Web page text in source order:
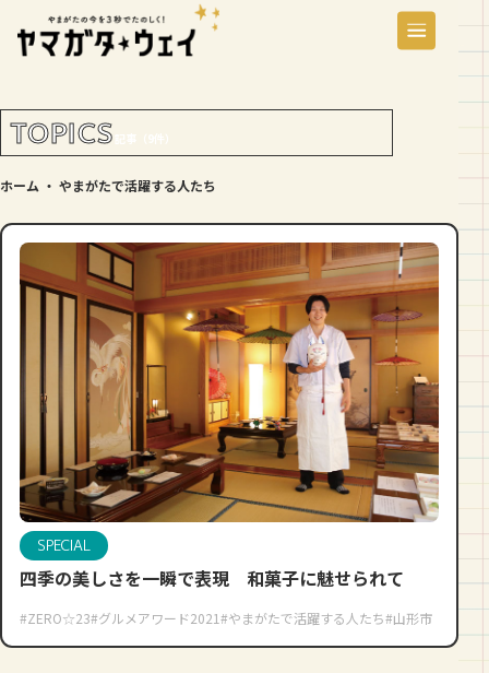
TOPICS 記事（9件）
ホーム ・ やまがたで活躍する人たち
SPECIAL
四季の美しさを一瞬で表現 和菓子に魅せられて
#ZERO☆23#グルメアワード2021#やまがたで活躍する人たち#山形市